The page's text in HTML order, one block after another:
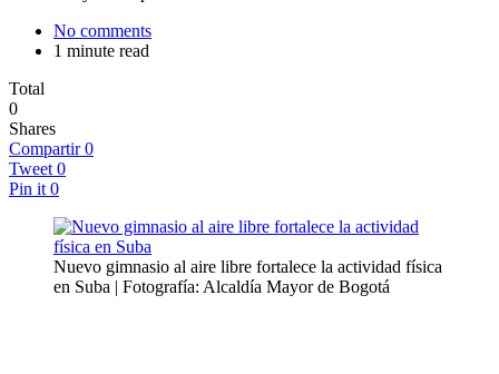
No comments
1 minute read
Total
0
Shares
Compartir 0
Tweet 0
Pin it 0
Nuevo gimnasio al aire libre fortalece la actividad física
en Suba | Fotografía: Alcaldía Mayor de Bogotá